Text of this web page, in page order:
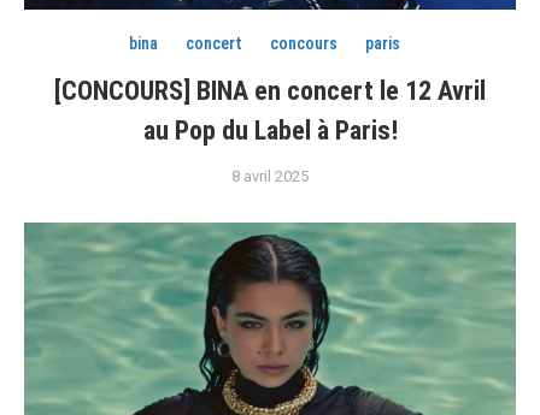
bina concert concours paris
[CONCOURS] BINA en concert le 12 Avril
au Pop du Label à Paris!
8 avril 2025